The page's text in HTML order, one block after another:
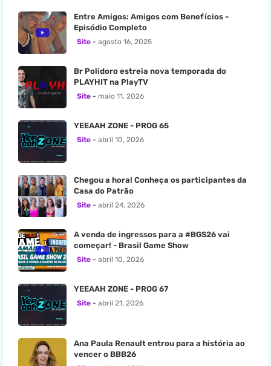
Entre Amigos: Amigos com Benefícios -
Episódio Completo
Site agosto 16, 2025
Br Polidoro estreia nova temporada do
PLAYHIT na PlayTV
Site maio 11, 2026
YEEAAH ZONE - PROG 65
Site abril 10, 2026
Chegou a hora! Conheça os participantes da
Casa do Patrão
Site abril 24, 2026
A venda de ingressos para a #BGS26 vai
começar! - Brasil Game Show
Site abril 10, 2026
YEEAAH ZONE - PROG 67
Site abril 21, 2026
Ana Paula Renault entrou para a história ao
vencer o BBB26